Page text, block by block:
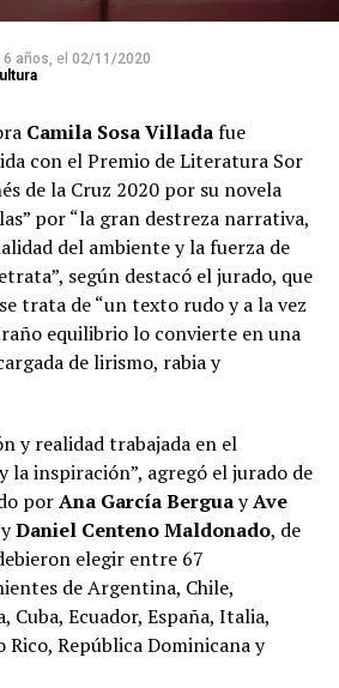
años, el 02/11/2020
Camila Sosa Villadafue
con el Premio de Literatura Sor
de la Cruz 2020 por su novela
por “la gran destreza narrativa,
del ambiente y la fuerza de
según destacó el jurado, que
trata de “un texto rudo y a la vez
equilibrio lo convierte en una
de lirismo, rabia y
y realidad trabajada en el
la inspiración”, agregó el jurado de
porAna García BerguayAve
Daniel Centeno Maldonado, de
elegir entre 67
de Argentina, Chile,
Cuba, Ecuador, España, Italia,
Rico, República Dominicana y